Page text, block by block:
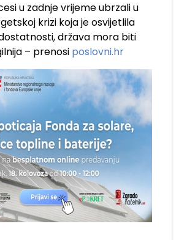
u zadnje vrijeme ubrzali u
krizi koja je osvijetlila
država mora biti
– prenosi poslovni.hr